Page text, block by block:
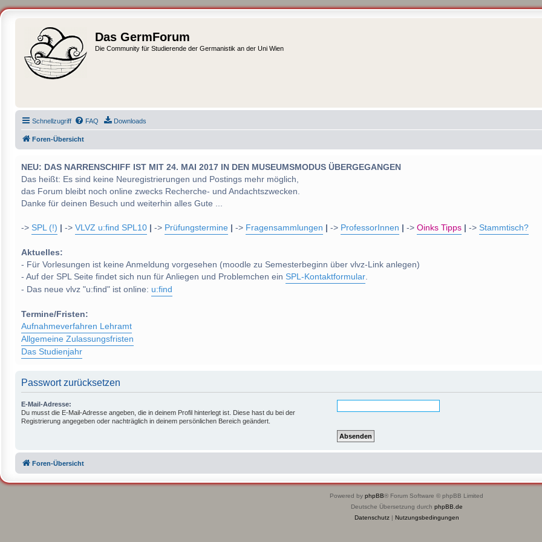
Das GermForum
Die Community für Studierende der Germanistik an der Uni Wien
Schnellzugriff FAQ Downloads
Foren-Übersicht
NEU: DAS NARRENSCHIFF IST MIT 24. MAI 2017 IN DEN MUSEUMSMODUS ÜBERGEGANGEN
Das heißt: Es sind keine Neuregistrierungen und Postings mehr möglich,
das Forum bleibt noch online zwecks Recherche- und Andachtszwecken.
Danke für deinen Besuch und weiterhin alles Gute ...
-> SPL (!) -> VLVZ u:find SPL10 -> Prüfungstermine -> Fragensammlungen -> ProfessorInnen -> Oinks Tipps -> Stammtisch?
Aktuelles:
- Für Vorlesungen ist keine Anmeldung vorgesehen (moodle zu Semesterbeginn über vlvz-Link anlegen)
- Auf der SPL Seite findet sich nun für Anliegen und Problemchen ein SPL-Kontaktformular.
- Das neue vlvz "u:find" ist online: u:find
Termine/Fristen:
Aufnahmeverfahren Lehramt
Allgemeine Zulassungsfristen
Das Studienjahr
Passwort zurücksetzen
E-Mail-Adresse:
Du musst die E-Mail-Adresse angeben, die in deinem Profil hinterlegt ist. Diese hast du bei der
Registrierung angegeben oder nachträglich in deinem persönlichen Bereich geändert.
Foren-Übersicht
Powered by phpBB® Forum Software © phpBB Limited
Deutsche Übersetzung durch phpBB.de
Datenschutz| Nutzungsbedingungen